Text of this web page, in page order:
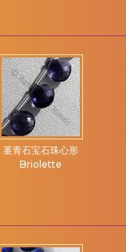
堇青石宝石珠心形
Briolette